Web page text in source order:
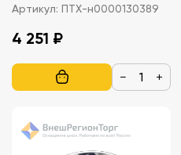
Артикул: ПТХ-н0000130389
4 251 ₽
− +